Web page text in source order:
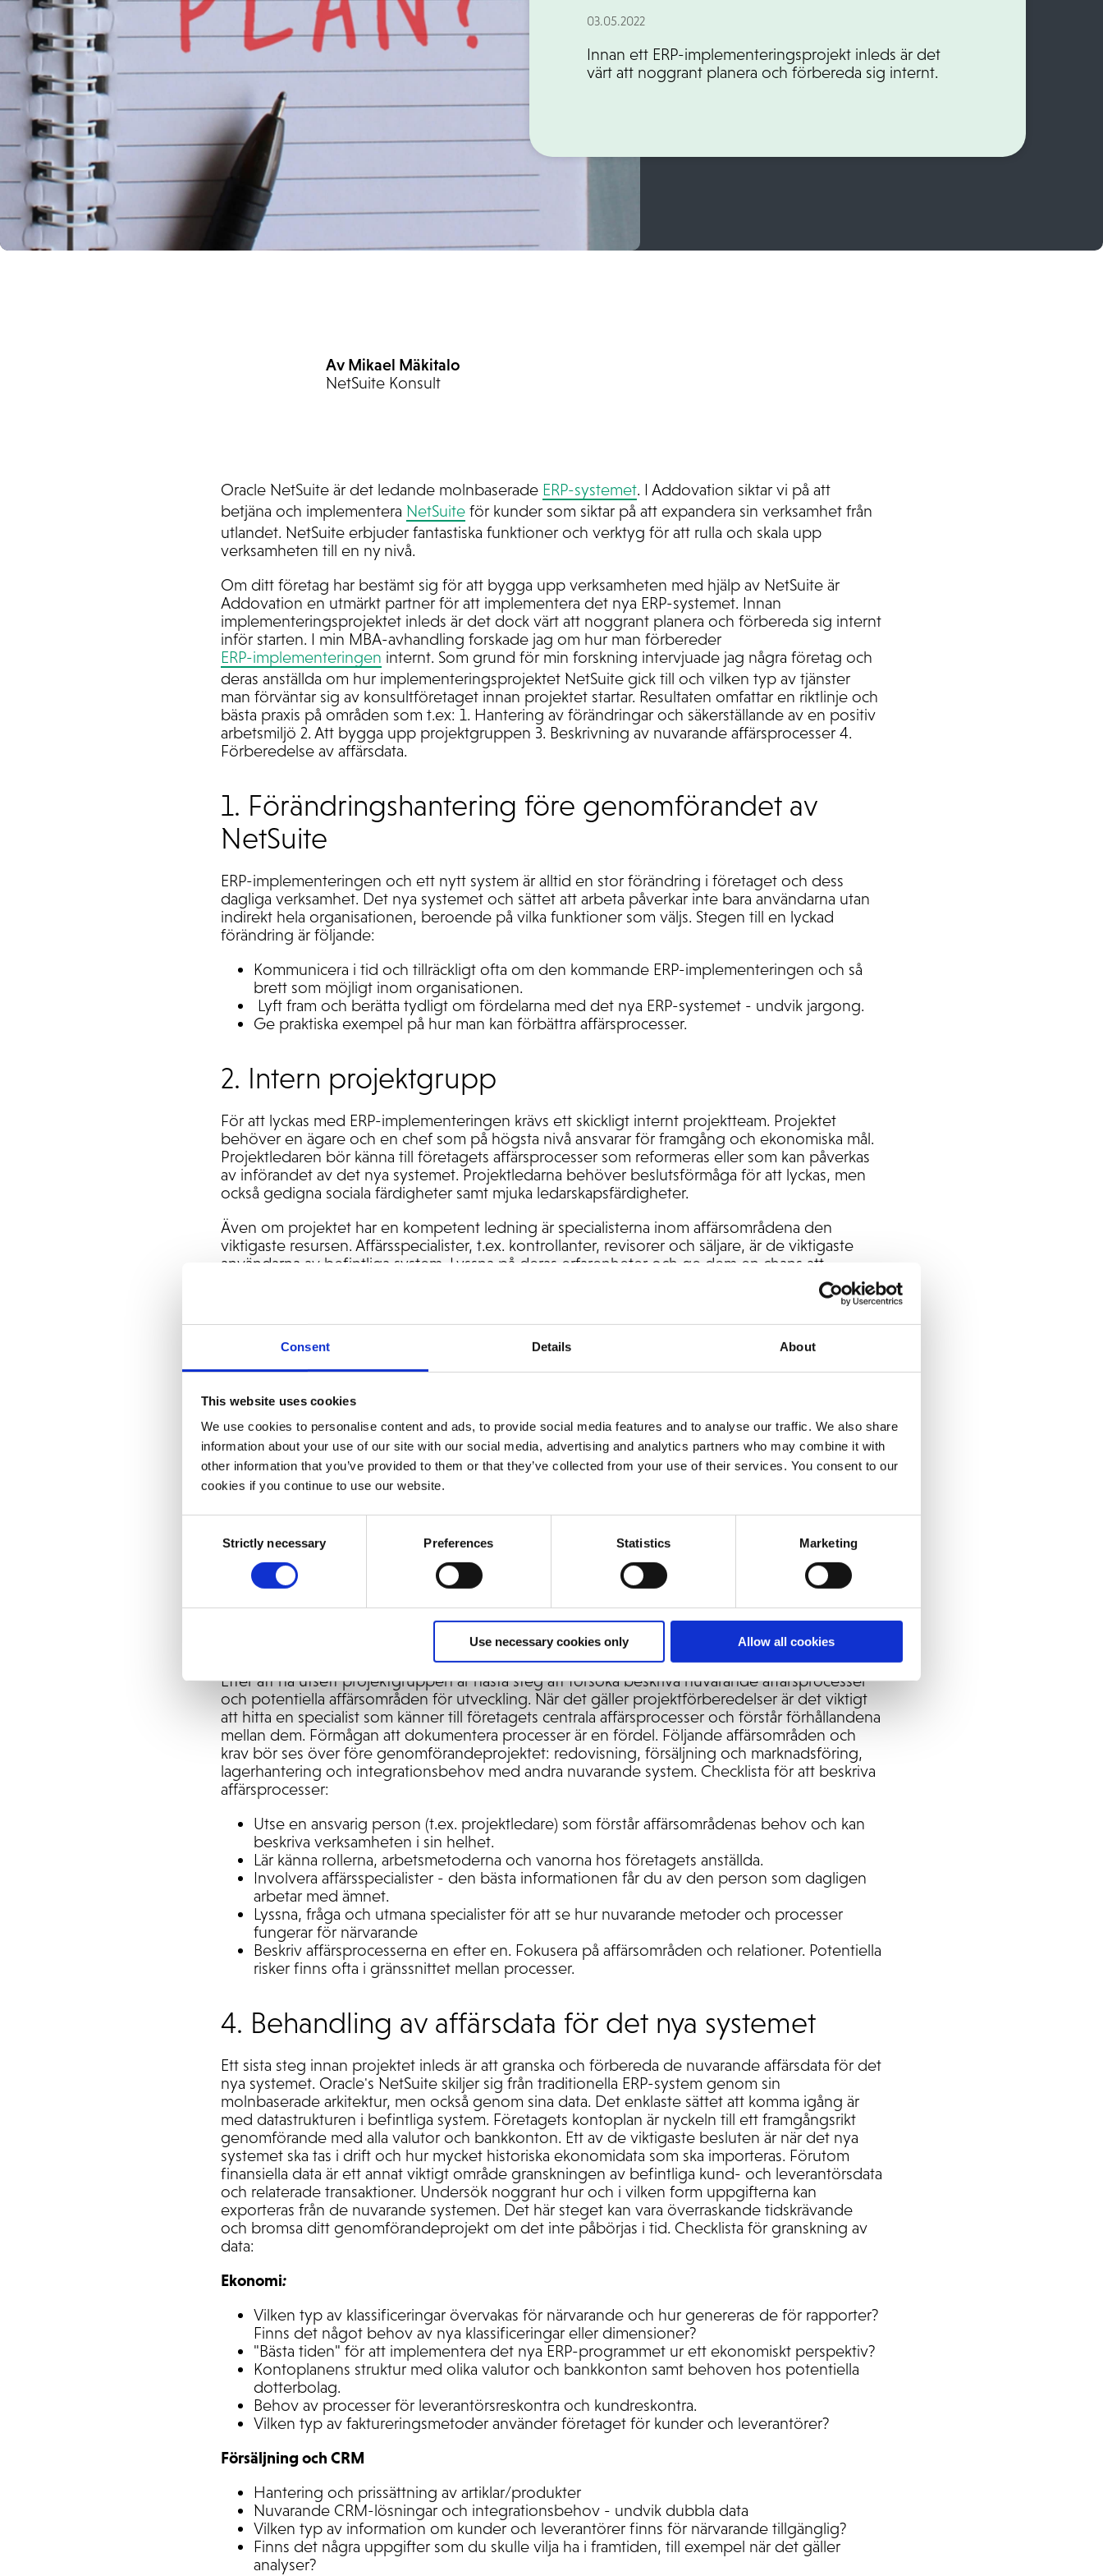
Consent Details About
This website uses cookies
We use cookies to personalise content and ads, to provide social media features and to analyse our traffic. We also share
information about your use of our site with our social media, advertising and analytics partners who may combine it with
other information that you’ve provided to them or that they’ve collected from your use of their services. You consent to our
cookies if you continue to use our website.
SelectionStrictly necessary Preferences Statistics Marketing
Use necessary cookies only Allow all cookies
03.05.2022
Innan ett ERP-implementeringsprojekt inleds är det
värt att noggrant planera och förbereda sig internt.
Av Mikael Mäkitalo
NetSuite Konsult
Oracle NetSuite är det ledande molnbaserade ERP-systemet. I Addovation siktar vi på att
betjäna och implementera NetSuiteför kunder som siktar på att expandera sin verksamhet från
utlandet. NetSuite erbjuder fantastiska funktioner och verktyg för att rulla och skala upp
verksamheten till en ny nivå.
Om ditt företag har bestämt sig för att bygga upp verksamheten med hjälp av NetSuite är
Addovation en utmärkt partner för att implementera det nya ERP-systemet. Innan
implementeringsprojektet inleds är det dock värt att noggrant planera och förbereda sig internt
inför starten. I min MBA-avhandling forskade jag om hur man förbereder
ERP-implementeringen internt. Som grund för min forskning intervjuade jag några företag och
deras anställda om hur implementeringsprojektet NetSuite gick till och vilken typ av tjänster
man förväntar sig av konsultföretaget innan projektet startar. Resultaten omfattar en riktlinje och
bästa praxis på områden som t.ex: 1. Hantering av förändringar och säkerställande av en positiv
arbetsmiljö 2. Att bygga upp projektgruppen 3. Beskrivning av nuvarande affärsprocesser 4.
Förberedelse av affärsdata.
1. Förändringshantering före genomförandet av
NetSuite
ERP-implementeringen och ett nytt system är alltid en stor förändring i företaget och dess
dagliga verksamhet. Det nya systemet och sättet att arbeta påverkar inte bara användarna utan
indirekt hela organisationen, beroende på vilka funktioner som väljs. Stegen till en lyckad
förändring är följande:
Kommunicera i tid och tillräckligt ofta om den kommande ERP-implementeringen och så
brett som möjligt inom organisationen.
Lyft fram och berätta tydligt om fördelarna med det nya ERP-systemet - undvik jargong.
Ge praktiska exempel på hur man kan förbättra affärsprocesser.
2. Intern projektgrupp
För att lyckas med ERP-implementeringen krävs ett skickligt internt projektteam. Projektet
behöver en ägare och en chef som på högsta nivå ansvarar för framgång och ekonomiska mål.
Projektledaren bör känna till företagets affärsprocesser som reformeras eller som kan påverkas
av införandet av det nya systemet. Projektledarna behöver beslutsförmåga för att lyckas, men
också gedigna sociala färdigheter samt mjuka ledarskapsfärdigheter.
Även om projektet har en kompetent ledning är specialisterna inom affärsområdena den
viktigaste resursen. Affärsspecialister, t.ex. kontrollanter, revisorer och säljare, är de viktigaste
användarna av befintliga system. Lyssna på deras erfarenheter och ge dem en chans att
beslutsföra representanter för din verksamhet. Konsultföretaget utser sina egna representanter
till styrgruppen. Vanligtvis projektledare eller kundansvarig och ansvarig konsult.
Riktlinjer för att bygga upp ett projektteam:
Styrgrupp - leder genomförandet av projektet och ansvarar för de mest affärskritiska
besluten. Fungerar som support för projektledningen.
Projektägare - en medlem av styrgruppen som är ansvarig för projektets framgång i stort.
Projektledare - leder det dagliga projektarbetet internt och är huvudkontakt i samarbete
med ett konsultföretag.
Förstår även förhållandet mellan andra affärsområden och processer. Kan fatta mindre
beslut inom sitt eget affärsområde. Skapa positiv energi för förändring i samhället och
vägleda sina kolleger i användningen av det nya systemet.
Beskrivning av nuvarande affärsprocesser
Efter att ha utsett projektgruppen är nästa steg att försöka beskriva nuvarande affärsprocesser
och potentiella affärsområden för utveckling. När det gäller projektförberedelser är det viktigt
att hitta en specialist som känner till företagets centrala affärsprocesser och förstår förhållandena
mellan dem. Förmågan att dokumentera processer är en fördel. Följande affärsområden och
krav bör ses över före genomförandeprojektet: redovisning, försäljning och marknadsföring,
lagerhantering och integrationsbehov med andra nuvarande system. Checklista för att beskriva
affärsprocesser:
Utse en ansvarig person (t.ex. projektledare) som förstår affärsområdenas behov och kan
beskriva verksamheten i sin helhet.
Lär känna rollerna, arbetsmetoderna och vanorna hos företagets anställda.
Involvera affärsspecialister - den bästa informationen får du av den person som dagligen
arbetar med ämnet.
Lyssna, fråga och utmana specialister för att se hur nuvarande metoder och processer
fungerar för närvarande
Beskriv affärsprocesserna en efter en. Fokusera på affärsområden och relationer. Potentiella
risker finns ofta i gränssnittet mellan processer.
4. Behandling av affärsdata för det nya systemet
Ett sista steg innan projektet inleds är att granska och förbereda de nuvarande affärsdata för det
nya systemet. Oracle's NetSuite skiljer sig från traditionella ERP-system genom sin
molnbaserade arkitektur, men också genom sina data. Det enklaste sättet att komma igång är
med datastrukturen i befintliga system. Företagets kontoplan är nyckeln till ett framgångsrikt
genomförande med alla valutor och bankkonton. Ett av de viktigaste besluten är när det nya
systemet ska tas i drift och hur mycket historiska ekonomidata som ska importeras. Förutom
finansiella data är ett annat viktigt område granskningen av befintliga kund- och leverantörsdata
och relaterade transaktioner. Undersök noggrant hur och i vilken form uppgifterna kan
exporteras från de nuvarande systemen. Det här steget kan vara överraskande tidskrävande
och bromsa ditt genomförandeprojekt om det inte påbörjas i tid. Checklista för granskning av
data:
Ekonomi:
Vilken typ av klassificeringar övervakas för närvarande och hur genereras de för rapporter?
Finns det något behov av nya klassificeringar eller dimensioner?
"Bästa tiden" för att implementera det nya ERP-programmet ur ett ekonomiskt perspektiv?
Kontoplanens struktur med olika valutor och bankkonton samt behoven hos potentiella
dotterbolag.
Behov av processer för leverantörsreskontra och kundreskontra.
Vilken typ av faktureringsmetoder använder företaget för kunder och leverantörer?
Försäljning och CRM
Hantering och prissättning av artiklar/produkter
Nuvarande CRM-lösningar och integrationsbehov - undvik dubbla data
Vilken typ av information om kunder och leverantörer finns för närvarande tillgänglig?
Finns det några uppgifter som du skulle vilja ha i framtiden, till exempel när det gäller
analyser?